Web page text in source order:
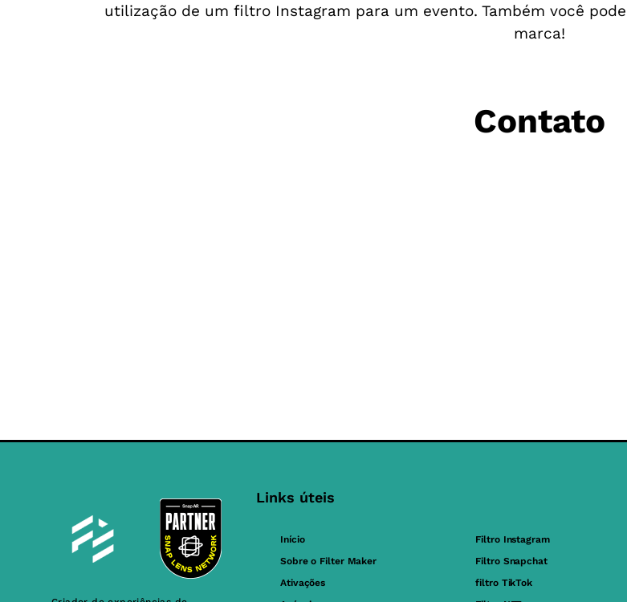
utilização de um filtro Instagram para um evento. Também você
marca!
Contato
Links úteis
Início
Sobre o Filter Maker
Ativações
Filtro Instagram
Filtro Snapchat
filtro TikTok